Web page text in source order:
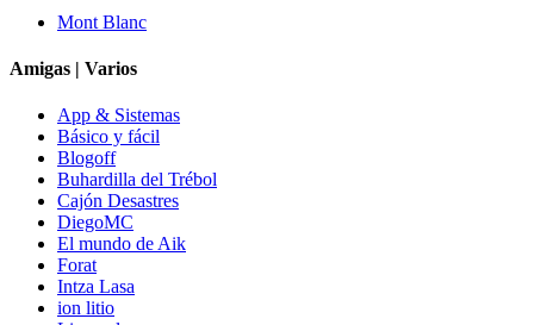
Mont Blanc
Amigas | Varios
App & Sistemas
Básico y fácil
Blogoff
Buhardilla del Trébol
Cajón Desastres
DiegoMC
El mundo de Aik
Forat
Intza Lasa
ion litio